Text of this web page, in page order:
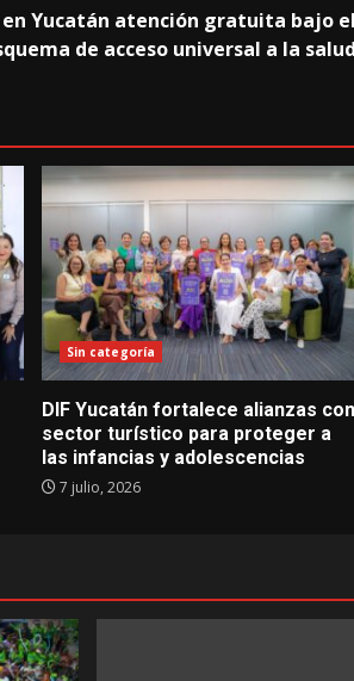
Yucatán atención gratuita bajo el
de acceso universal a la salud
Sin categoría
DIF Yucatán fortalece alianzas con
sector turístico para proteger a
las infancias y adolescencias
7 julio, 2026